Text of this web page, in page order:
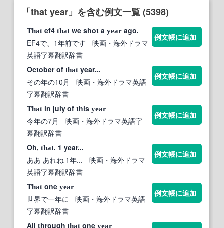
「that year」を含む例文一覧 (5398)
That ef4 that we shot a year ago.
EF4で、1年前です - 映画・海外ドラマ
英語字幕翻訳辞書
例文帳に追加
October of that year...
その年の10月 - 映画・海外ドラマ英語
字幕翻訳辞書
例文帳に追加
That in july of this year
今年の7月 - 映画・海外ドラマ英語字
幕翻訳辞書
例文帳に追加
Oh, that. 1 year...
ああ あれね 1年... - 映画・海外ドラマ
英語字幕翻訳辞書
例文帳に追加
That one year
世界で一年に - 映画・海外ドラマ英語
字幕翻訳辞書
例文帳に追加
All through that one year